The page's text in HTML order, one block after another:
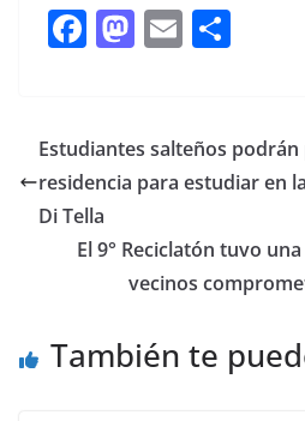
F
ac
b
o
o
k
M
as
d
o
E
m
l p
ar
r
Estudiantes salteños
residencia para estudiar en
Di Tella
El 9° Reciclatón tuvo
vecinos
También te